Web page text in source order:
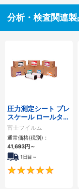
分析・検査関連
圧力測定シート プレ
スケール ロールタイ
プ
富士フイルム
通常価格(税別)：
41,693円 ～
1日目～